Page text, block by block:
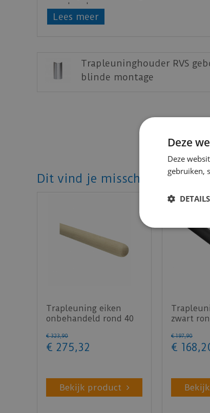
houder.
Lees meer
Trapleuninghouder RVS
blinde montage
Dit vind je misschien ook
Trapleuning eiken
onbehandeld rond 40
€ 323,90
€ 275,32
Bekijk product
zwart
€ 197,90
€ 168,
Deze
Deze
gebruiken,